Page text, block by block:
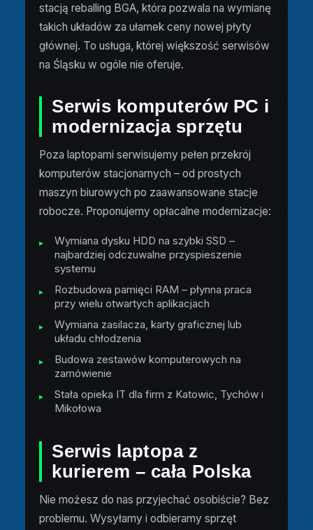
stacją reballing BGA, która pozwala na wymianę
takich układów za ułamek ceny nowej płyty
głównej. To usługa, której większość serwisów
na Śląsku w ogóle nie oferuje.
Serwis komputerów PC i
modernizacja sprzętu
Poza laptopami serwisujemy pełen przekrój
komputerów stacjonarnych – od prostych
maszyn biurowych po zaawansowane stacje
robocze. Proponujemy opłacalne modernizacje:
Wymiana dysku HDD na szybki SSD –
najbardziej odczuwalne przyspieszenie
systemu
Rozbudowa pamięci RAM – płynna praca
przy wielu otwartych aplikacjach
Wymiana zasilacza, karty graficznej lub
układu chłodzenia
Budowa zestawów komputerowych na
zamówienie
Stała opieka IT dla firm z Katowic, Tychów i
Mikołowa
Serwis laptopa z
kurierem – cała Polska
Nie możesz do nas przyjechać osobiście? Bez
problemu. Wysyłamy i odbieramy sprzęt